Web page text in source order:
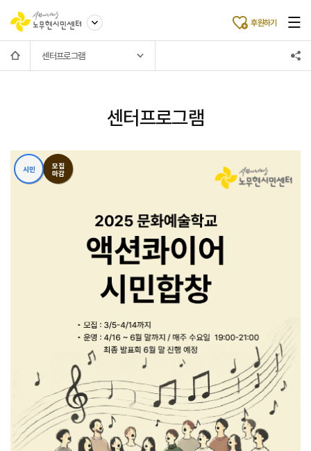
후원하기
센터프로그램
센터프로그램
시민
모집
마감